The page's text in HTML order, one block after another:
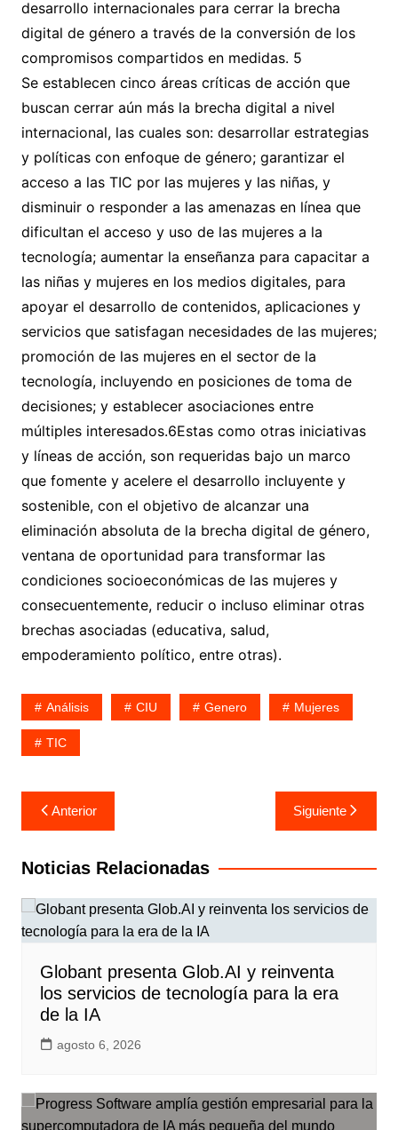
desarrollo internacionales para cerrar la brecha
digital de género a través de la conversión de los
compromisos compartidos en medidas. 5
Se establecen cinco áreas críticas de acción que
buscan cerrar aún más la brecha digital a nivel
internacional, las cuales son: desarrollar estrategias
y políticas con enfoque de género; garantizar el
acceso a las TIC por las mujeres y las niñas, y
disminuir o responder a las amenazas en línea que
dificultan el acceso y uso de las mujeres a la
tecnología; aumentar la enseñanza para capacitar a
las niñas y mujeres en los medios digitales, para
apoyar el desarrollo de contenidos, aplicaciones y
servicios que satisfagan necesidades de las mujeres;
promoción de las mujeres en el sector de la
tecnología, incluyendo en posiciones de toma de
decisiones; y establecer asociaciones entre
múltiples interesados.6Estas como otras iniciativas
y líneas de acción, son requeridas bajo un marco
que fomente y acelere el desarrollo incluyente y
sostenible, con el objetivo de alcanzar una
eliminación absoluta de la brecha digital de género,
ventana de oportunidad para transformar las
condiciones socioeconómicas de las mujeres y
consecuentemente, reducir o incluso eliminar otras
brechas asociadas (educativa, salud,
empoderamiento político, entre otras).
Análisis CIU Genero Mujeres
TIC
Navegación
de
entradas
Anterior Siguiente
Noticias Relacionadas
Globant presenta Glob.AI y reinventa
los servicios de tecnología para la era
de la IA
agosto 6, 2026